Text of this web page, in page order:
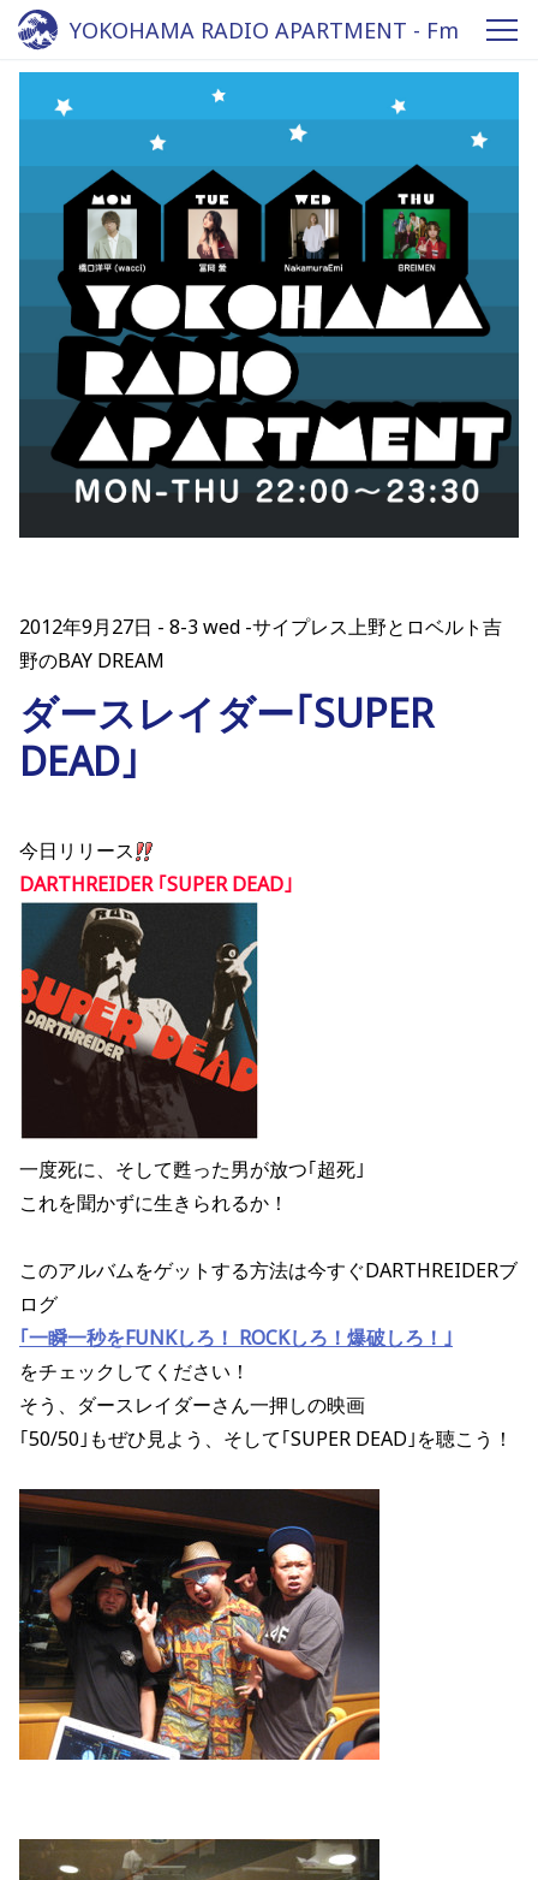
YOKOHAMA RADIO APARTMENT - Fm
yokohama 84.7
2012年9月27日
8-3 wed -サイプレス上野とロベルト吉
野のBAY DREAM
ダースレイダー｢SUPER
DEAD｣
今日リリース
DARTHREIDER ｢SUPER DEAD｣
一度死に、そして甦った男が放つ｢超死｣
これを聞かずに生きられるか！
このアルバムをゲットする方法は今すぐDARTHREIDERブ
ログ
｢一瞬一秒をFUNKしろ！ ROCKしろ！爆破しろ！｣
をチェックしてください！
そう、ダースレイダーさん一押しの映画
｢50/50｣もぜひ見よう、そして｢SUPER DEAD｣を聴こう！